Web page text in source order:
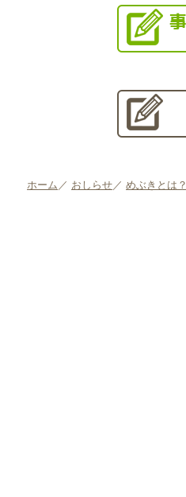
ホーム ／ おしらせ／ めぶきとは？